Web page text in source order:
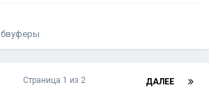
ДАЛЕЕ
Страница 1 из 2